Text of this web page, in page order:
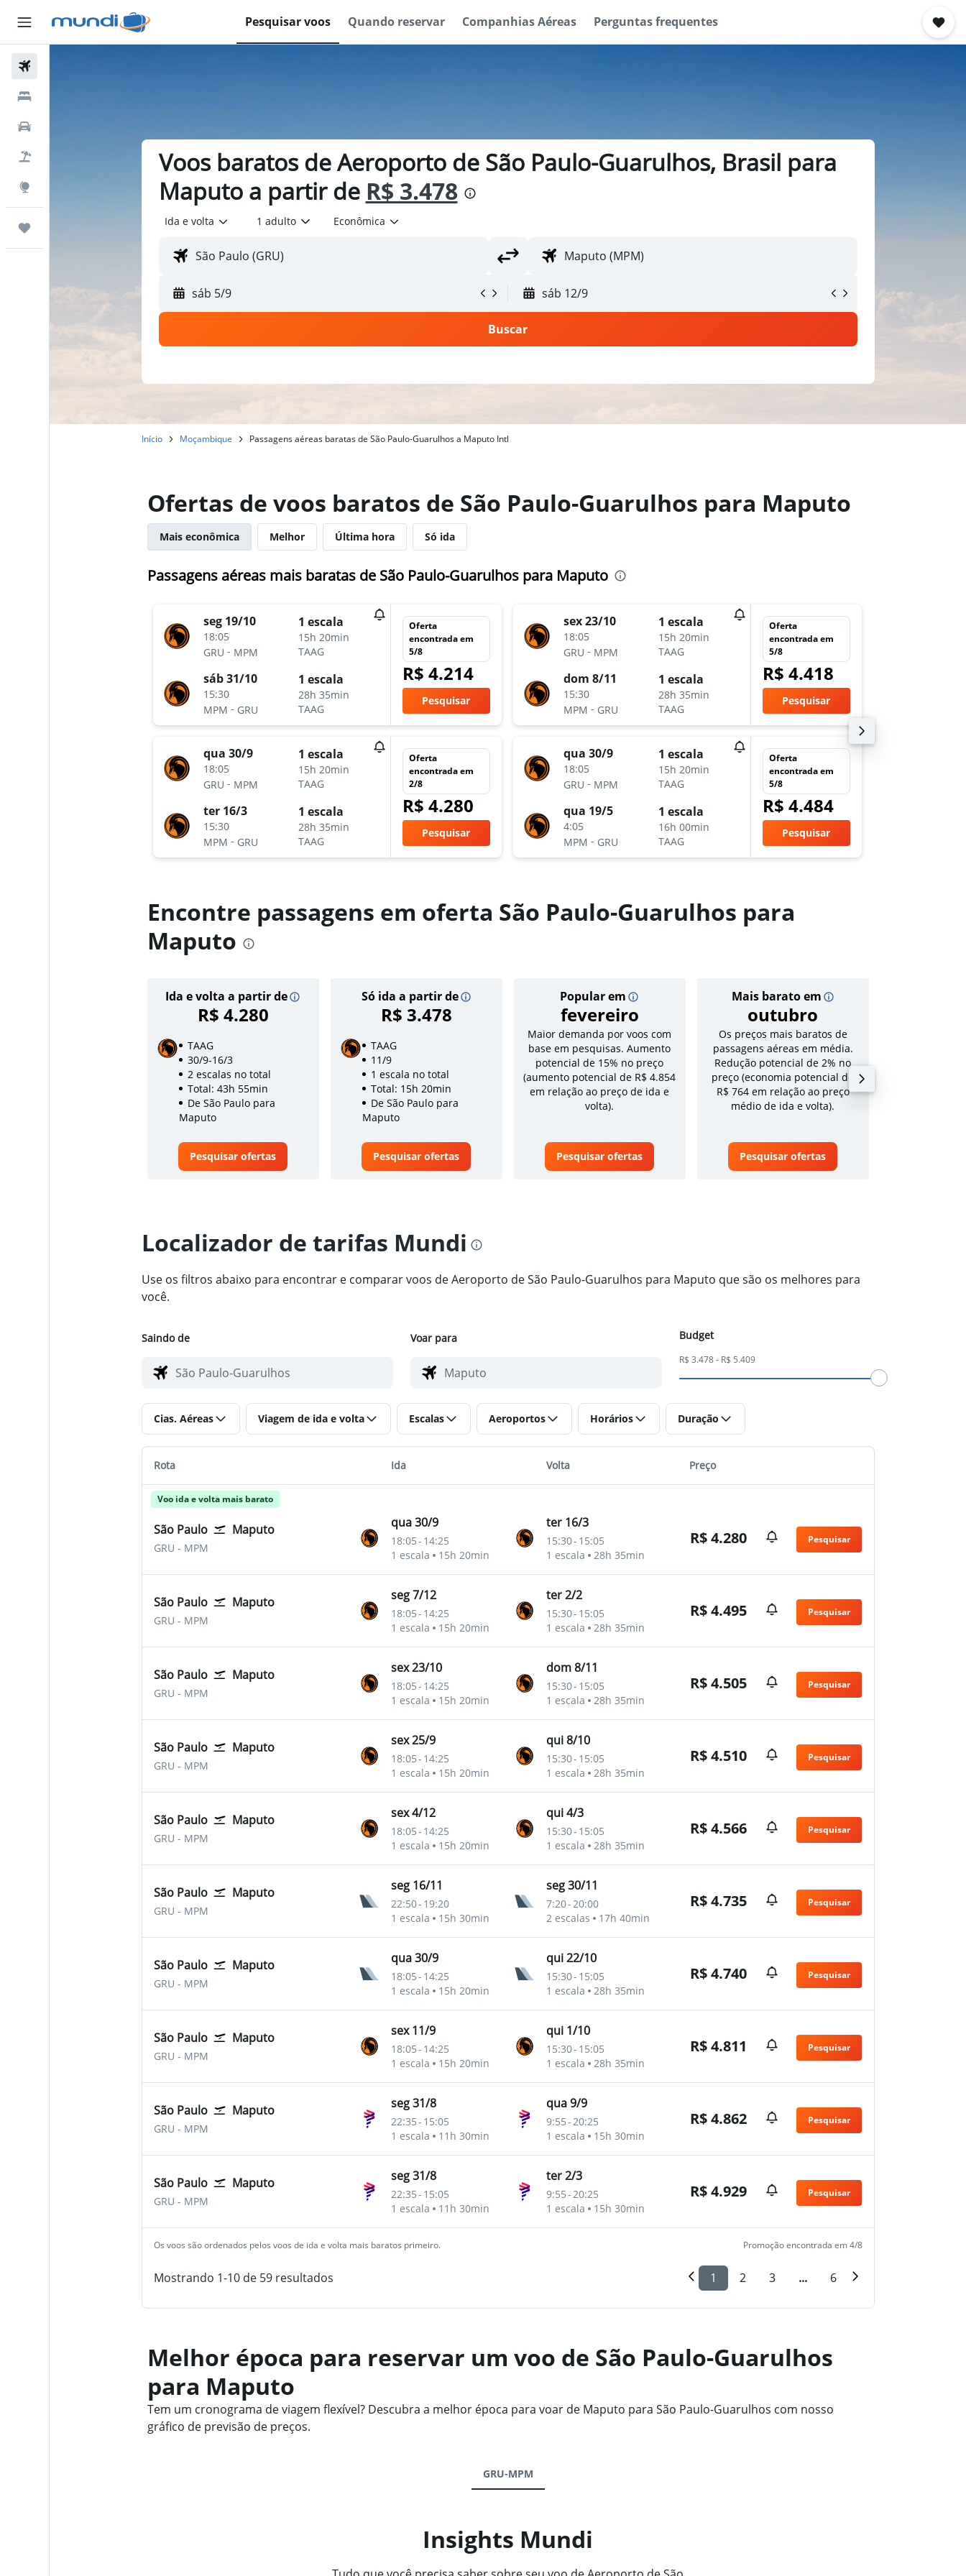
Pesquisar voos Quando reservar Companhias Aéreas Perguntas frequentes
Voos baratos de Aeroporto de São Paulo-Guarulhos, Brasil para
Maputo a partir de R$ 3.478
Ida e volta 1 adulto Econômica
sáb 5/9 sáb 12/9
Buscar
Início Moçambique Passagens aéreas baratas de São Paulo-Guarulhos a Maputo Intl
Ofertas de voos baratos de São Paulo-Guarulhos para Maputo
Mais econômica Melhor Última hora Só ida
Passagens aéreas mais baratas de São Paulo-Guarulhos para Maputo
seg 19/10
18:05
GRU - MPM
1 escala
15h 20min
TAAG
sáb 31/10
15:30
MPM - GRU
1 escala
28h 35min
TAAG
Oferta
encontrada em
5/8
R$ 4.214
Pesquisar
qua 30/9
18:05
GRU - MPM
1 escala
15h 20min
TAAG
ter 16/3
15:30
MPM - GRU
1 escala
28h 35min
TAAG
Oferta
encontrada em
2/8
R$ 4.280
Pesquisar
sex 23/10
18:05
GRU - MPM
1 escala
15h 20min
TAAG
dom 8/11
15:30
MPM - GRU
1 escala
28h 35min
TAAG
Oferta
encontrada em
5/8
R$ 4.418
Pesquisar
qua 30/9
18:05
GRU - MPM
1 escala
15h 20min
TAAG
qua 19/5
4:05
MPM - GRU
1 escala
16h 00min
TAAG
Oferta
encontrada em
5/8
R$ 4.484
Pesquisar
Encontre passagens em oferta São Paulo-Guarulhos para
Maputo
Ida e volta a partir de
R$ 4.280
Só ida a partir de
R$ 3.478
Popular em
fevereiro
Mais barato em
outubro
TAAG
30/9-16/3
2 escalas no total
Total: 43h 55min
De São Paulo para
Maputo
Pesquisar ofertas
TAAG
11/9
1 escala no total
Total: 15h 20min
De São Paulo para
Maputo
Pesquisar ofertas
Maior demanda por voos com
base em pesquisas. Aumento
potencial de 15% no preço
(aumento potencial de R$ 4.854
em relação ao preço de ida e
volta).
Pesquisar ofertas
Os preços mais baratos de
passagens aéreas em média.
Redução potencial de 2% no
preço (economia potencial de
R$ 764 em relação ao preço
médio de ida e volta).
Pesquisar ofertas
Localizador de tarifas Mundi
Use os filtros abaixo para encontrar e comparar voos de Aeroporto de São Paulo-Guarulhos para Maputo que são os melhores para
você.
Saindo de Voar para Budget
R$ 3.478 - R$ 5.409
Cias. Aéreas Viagem de ida e volta Escalas Aeroportos Horários Duração
Rota Ida Volta Preço
Voo ida e volta mais barato
São Paulo Maputo
GRU São Paulo-Guarulhos
- MPM
qua 30/9
18:05- 14:25
1 escala
15h 20min
ter 16/3
15:30- 15:05
1 escala
28h 35min
R$ 4.280 Pesquisar
São Paulo Maputo
GRU São Paulo-Guarulhos
- MPM
seg 7/12
18:05- 14:25
1 escala
15h 20min
ter 2/2
15:30- 15:05
1 escala
28h 35min
R$ 4.495 Pesquisar
São Paulo Maputo
GRU São Paulo-Guarulhos
- MPM
sex 23/10
18:05- 14:25
1 escala
15h 20min
dom 8/11
15:30- 15:05
1 escala
28h 35min
R$ 4.505 Pesquisar
São Paulo Maputo
GRU São Paulo-Guarulhos
- MPM
sex 25/9
18:05- 14:25
1 escala
15h 20min
qui 8/10
15:30- 15:05
1 escala
28h 35min
R$ 4.510 Pesquisar
São Paulo Maputo
GRU São Paulo-Guarulhos
- MPM
sex 4/12
18:05- 14:25
1 escala
15h 20min
qui 4/3
15:30- 15:05
1 escala
28h 35min
R$ 4.566 Pesquisar
São Paulo Maputo
GRU São Paulo-Guarulhos
- MPM
seg 16/11
22:50- 19:20
1 escala
15h 30min
seg 30/11
7:20-20:00
2 escalas
17h 40min
R$ 4.735 Pesquisar
São Paulo Maputo
GRU São Paulo-Guarulhos
- MPM
qua 30/9
18:05- 14:25
1 escala
15h 20min
qui 22/10
15:30- 15:05
1 escala
28h 35min
R$ 4.740 Pesquisar
São Paulo Maputo
GRU São Paulo-Guarulhos
- MPM
sex 11/9
18:05- 14:25
1 escala
15h 20min
qui 1/10
15:30- 15:05
1 escala
28h 35min
R$ 4.811 Pesquisar
São Paulo Maputo
GRU São Paulo-Guarulhos
- MPM
seg 31/8
22:35- 15:05
1 escala
11h 30min
qua 9/9
9:55-20:25
1 escala
15h 30min
R$ 4.862 Pesquisar
São Paulo Maputo
GRU São Paulo-Guarulhos
- MPM
seg 31/8
22:35- 15:05
1 escala
11h 30min
ter 2/3
9:55-20:25
1 escala
15h 30min
R$ 4.929 Pesquisar
Os voos são ordenados pelos voos de ida e volta mais baratos primeiro. Promoção encontrada em 4/8
Mostrando 1-10 de 59 resultados 1 2 3 ... 6
Melhor época para reservar um voo de São Paulo-Guarulhos
para Maputo
Tem um cronograma de viagem flexível? Descubra a melhor época para voar de Maputo para São Paulo-Guarulhos com nosso
gráfico de previsão de preços.
GRU-MPM
Insights Mundi